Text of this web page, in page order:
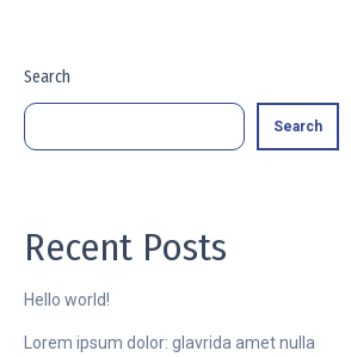
Search
Search
Recent Posts
Hello world!
Lorem ipsum dolor: glavrida amet nulla